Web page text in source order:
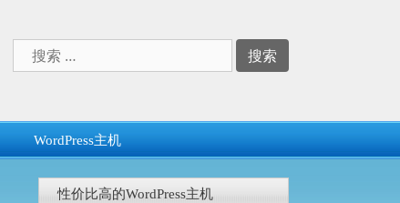
索：
WordPress主机
性价比高的WordPress主机